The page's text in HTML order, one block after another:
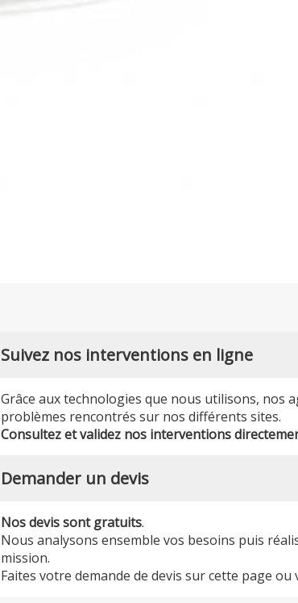
Suivez nos interventions en ligne
Grâce aux technologies que nous utilisons, nos
problèmes rencontrés sur nos différents sites.
Consultez et validez nos interventions
Demander un devis
Nos devis sont gratuits.
Nous analysons ensemble vos besoins puis
mission.
Faites votre demande de devis sur cette page ou